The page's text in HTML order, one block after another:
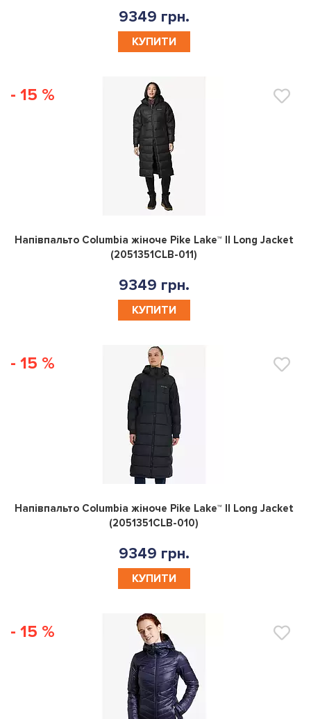
9349 грн.
КУПИТИ
- 15 %
0
Напівпальто Columbia жіноче Pike Lake™ II Long Jacket
(2051351CLB-011)
9349 грн.
КУПИТИ
- 15 %
0
Напівпальто Columbia жіноче Pike Lake™ II Long Jacket
(2051351CLB-010)
9349 грн.
КУПИТИ
- 15 %